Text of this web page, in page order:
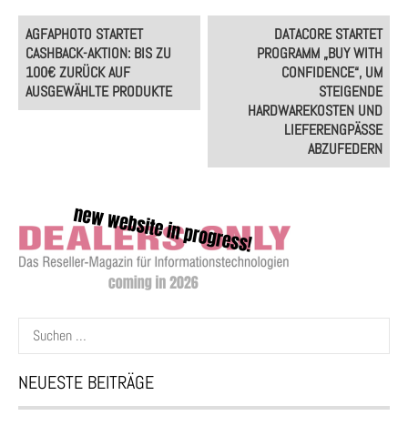
Post
navigation
AGFAPHOTO STARTET
CASHBACK-AKTION: BIS ZU
100€ ZURÜCK AUF
AUSGEWÄHLTE PRODUKTE
DATACORE STARTET
PROGRAMM „BUY WITH
CONFIDENCE“, UM
STEIGENDE
HARDWAREKOSTEN UND
LIEFERENGPÄSSE
ABZUFEDERN
Suchen
nach:
NEUESTE BEITRÄGE